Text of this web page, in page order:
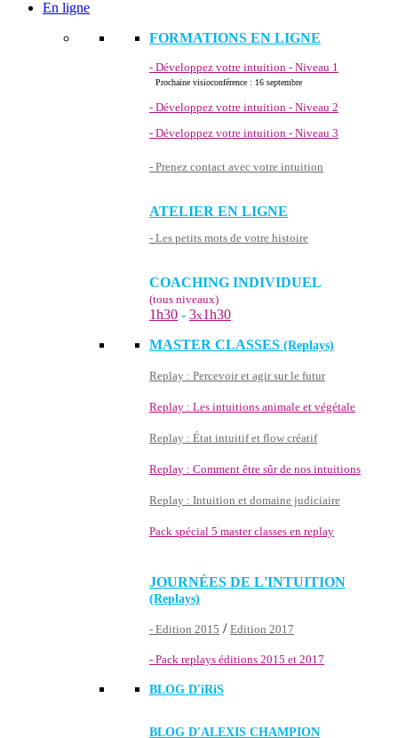
En ligne
FORMATIONS EN LIGNE
- Développez votre intuition - Niveau 1
Prochaine visioconférence : 16 septembre
- Développez votre intuition - Niveau 2
- Développez votre intuition - Niveau 3
- Prenez contact avec votre intuition
ATELIER EN LIGNE
- Les petits mots de votre histoire
COACHING INDIVIDUEL
(tous niveaux)
1h30 - 3x1h30
MASTER CLASSES (Replays)
Replay : Percevoir et agir sur le futur
Replay : Les intuitions animale et végétale
Replay : État intuitif et flow créatif
Replay : Comment être sûr de nos intuitions
Replay : Intuition et domaine judiciaire
Pack spécial 5 master classes en replay
JOURNÉES DE L'INTUITION
(Replays)
- Edition 2015 / Edition 2017
- Pack replays éditions 2015 et 2017
BLOG D'iRiS
BLOG D'ALEXIS CHAMPION